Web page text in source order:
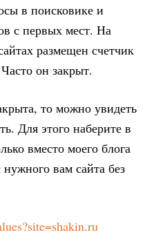
в поисковике и
с первых мест. На
размещен счетчик
он закрыт.
то можно увидеть
Для этого наберите в
вместо моего блога
вам сайта без